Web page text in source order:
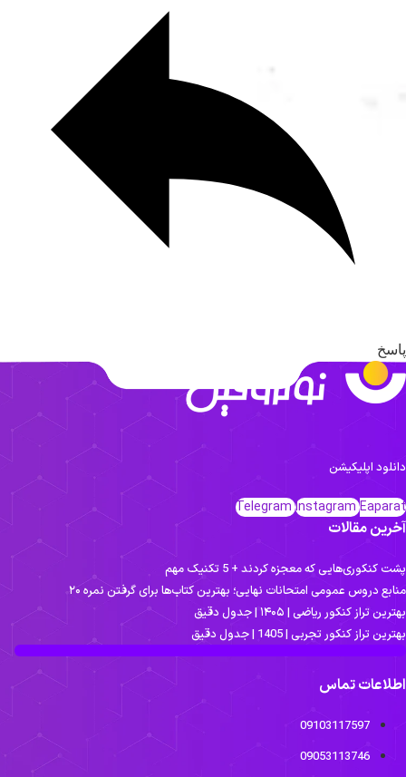
اپلیکیشن
TelegramInstagram
مقالات
کنکوری‌هایی که معجزه کردند + 5 تکنیک مهم
دروس عمومی امتحانات نهایی؛ بهترین کتاب‌ها برای گرفتن نمره ۲۰
تراز کنکور ریاضی | ۱۴۰۵ | جدول دقیق
تراز کنکور تجربی | 1405 | جدول دقیق
تماس
09103117597
09053113746